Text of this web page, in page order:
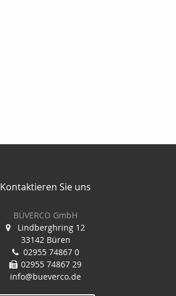
Kontaktieren Sie uns
BÜVERCO GmbH
Lindberghring 12
33142 Büren
02955 74867 0
02955 74867 29
info@bueverco.de